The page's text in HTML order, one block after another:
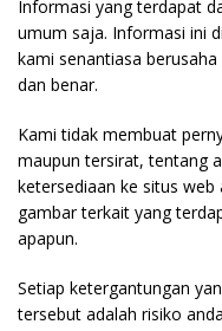
Informasi yang terdapat
umum saja. Informasi ini
kami senantiasa
dan benar.
Kami tidak membuat
maupun tersirat, tentang
ketersediaan ke situs
gambar terkait yang
apapun.
Setiap ketergantungan
tersebut adalah risiko